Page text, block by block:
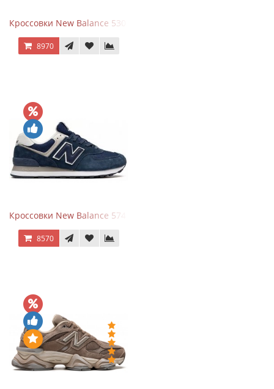
Кроссовки New Balance 530 White Silver Navy
8970
Кроссовки New Balance 574 Navy Blue White
8570